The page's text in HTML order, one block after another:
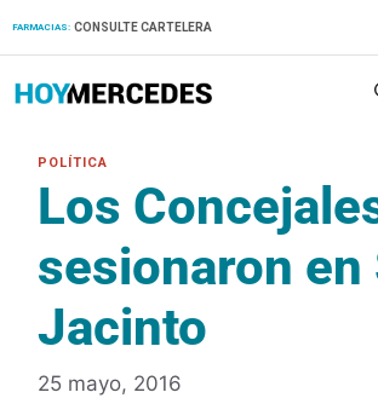
FARMACIAS: CONSULTE CARTELERA
Los
sesionaron en
Jacinto
25 mayo, 2016